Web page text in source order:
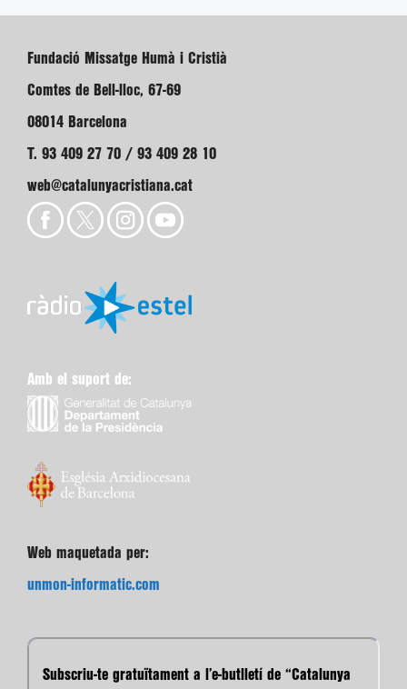
Fundació Missatge Humà i Cristià
Comtes de Bell-lloc, 67-69
08014 Barcelona
T. 93 409 27 70 / 93 409 28 10
web@catalunyacristiana.cat
Amb el suport de:
Web maquetada per:
unmon-informatic.com
Subscriu-te gratuïtament a l’e-butlletí de “Catalunya